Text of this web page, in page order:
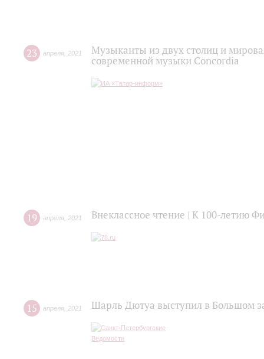
23 апреля 2021
Музыканты из двух столиц и
современной музыки Concordia
19 апреля 2021 Внеклассное чтение | К 100-летию
15 апреля 2021 Шарль Дютуа выступил в Большом